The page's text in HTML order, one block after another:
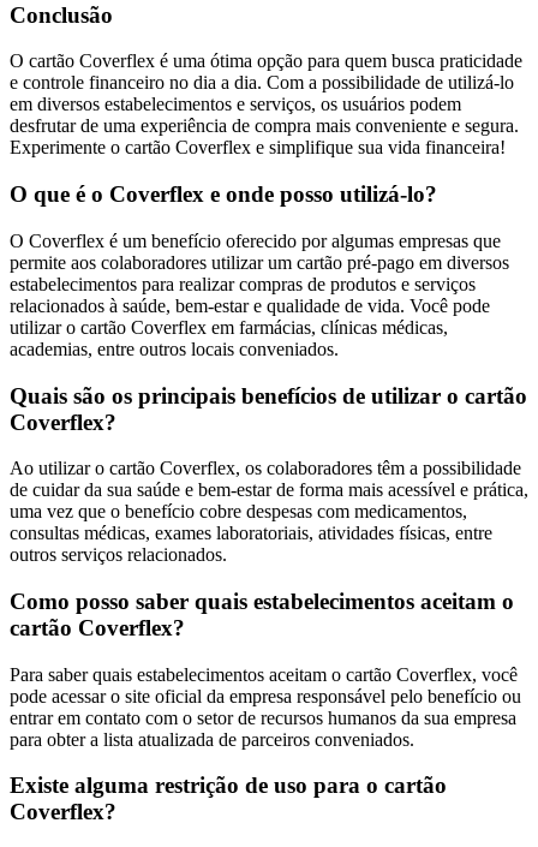
Conclusão
O cartão Coverflex é uma ótima opção para quem busca praticidade
e controle financeiro no dia a dia. Com a possibilidade de utilizá-lo
em diversos estabelecimentos e serviços, os usuários podem
desfrutar de uma experiência de compra mais conveniente e segura.
Experimente o cartão Coverflex e simplifique sua vida financeira!
O que é o Coverflex e onde posso utilizá-lo?
O Coverflex é um benefício oferecido por algumas empresas que
permite aos colaboradores utilizar um cartão pré-pago em diversos
estabelecimentos para realizar compras de produtos e serviços
relacionados à saúde, bem-estar e qualidade de vida. Você pode
utilizar o cartão Coverflex em farmácias, clínicas médicas,
academias, entre outros locais conveniados.
Quais são os principais benefícios de utilizar o cartão
Coverflex?
Ao utilizar o cartão Coverflex, os colaboradores têm a possibilidade
de cuidar da sua saúde e bem-estar de forma mais acessível e prática,
uma vez que o benefício cobre despesas com medicamentos,
consultas médicas, exames laboratoriais, atividades físicas, entre
outros serviços relacionados.
Como posso saber quais estabelecimentos aceitam o
cartão Coverflex?
Para saber quais estabelecimentos aceitam o cartão Coverflex, você
pode acessar o site oficial da empresa responsável pelo benefício ou
entrar em contato com o setor de recursos humanos da sua empresa
para obter a lista atualizada de parceiros conveniados.
Existe alguma restrição de uso para o cartão
Coverflex?